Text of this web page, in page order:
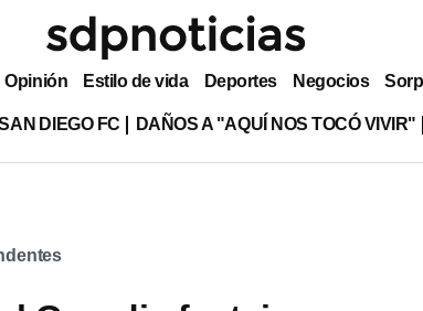
Opinión Estilo de vida Deportes Negocios
DIEGO FC DAÑOS A "AQUÍ NOS TOCÓ VIVIR"